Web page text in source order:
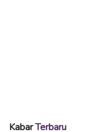
KabarTerbaru